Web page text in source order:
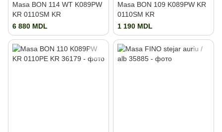
Masa BON 114 WT K089PW
KR 0110SM KR
6 880 MDL
Masa BON 109 K089PW KR
0110SM KR
1 190 MDL